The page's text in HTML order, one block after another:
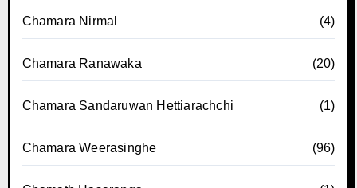
Chamara Nirmal (4)
Chamara Ranawaka (20)
Chamara Sandaruwan Hettiarachchi (1)
Chamara Weerasinghe (96)